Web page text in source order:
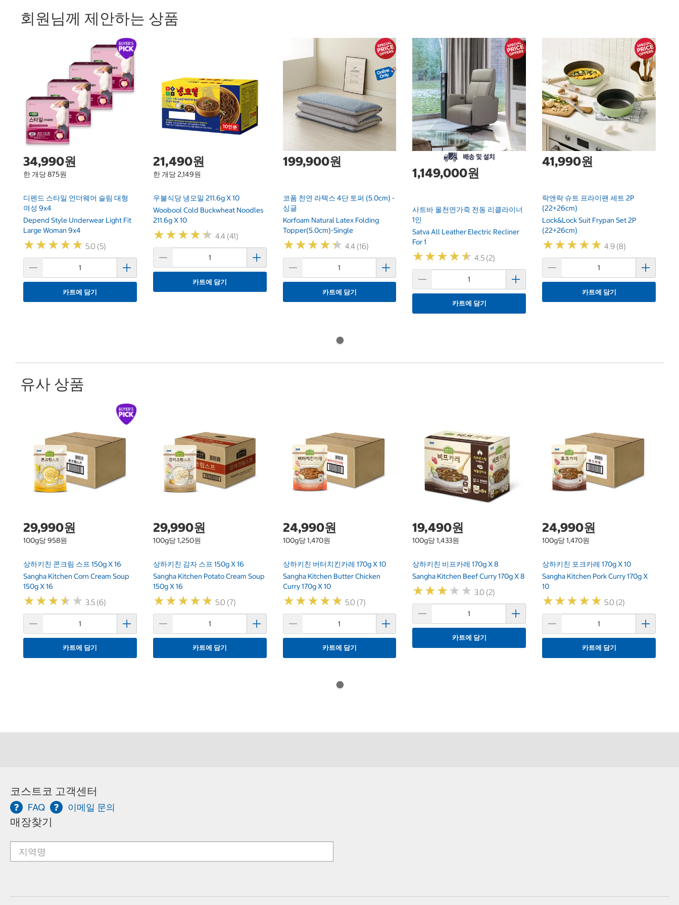
회원님께 제안하는 상품
34,990원
한 개당 875원
디펜드 스타일 언더웨어 슬림 대형
여성 9x4
Depend Style Underwear Light Fit
Large Woman 9x4
★★★★★
★★★★★ 5.0 (5)
카트에 담기
21,490원
한 개당 2,149원
우불식당 냉모밀 211.6g X 10
Woobool Cold Buckwheat Noodles
211.6g X 10
★★★★★
★★★★★ 4.4 (41)
카트에 담기
199,900원
코폼 천연 라텍스 4단 토퍼 (5.0cm) -
싱글
Korfoam Natural Latex Folding
Topper(5.0cm)-Single
★★★★★
★★★★★ 4.4 (16)
카트에 담기
1,149,000원
사트바 올천연가죽 전동 리클라이너
1인
Satva All Leather Electric Recliner
For 1
★★★★★
★★★★★ 4.5 (2)
카트에 담기
41,990원
락앤락 슈트 프라이팬 세트 2P
(22+26cm)
Lock&Lock Suit Frypan Set 2P
(22+26cm)
★★★★★
★★★★★ 4.9 (8)
카트에 담기
유사 상품
29,990원
100g당 958원
상하키친 콘크림 스프 150g X 16
Sangha Kitchen Corn Cream Soup
150g X 16
★★★★ ★
★★★★ ★ 3.5 (6)
카트에 담기
29,990원
100g당 1,250원
상하키친 감자 스프 150g X 16
Sangha Kitchen Potato Cream Soup
150g X 16
★★★★★
★★★★★ 5.0 (7)
카트에 담기
24,990원
100g당 1,470원
상하키친 버터치킨카레 170g X 10
Sangha Kitchen Butter Chicken
Curry 170g X 10
★★★★★
★★★★★ 5.0 (7)
카트에 담기
19,490원
100g당 1,433원
상하키친 비프카레 170g X 8
Sangha Kitchen Beef Curry 170g X 8
★★★ ★ ★
★★★ ★ ★ 3.0 (2)
카트에 담기
24,990원
100g당 1,470원
상하키친 포크카레 170g X 10
Sangha Kitchen Pork Curry 170g X
10
★★★★★
★★★★★ 5.0 (2)
카트에 담기
코스트코 고객센터
FAQ 이메일 문의
매장찾기